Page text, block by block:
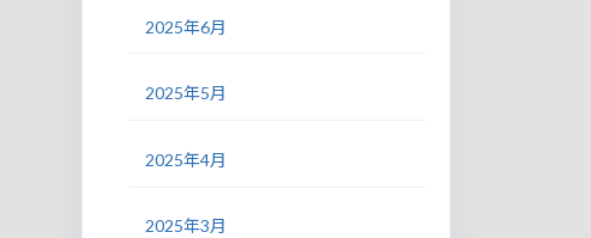
2025年6月
2025年5月
2025年4月
2025年3月